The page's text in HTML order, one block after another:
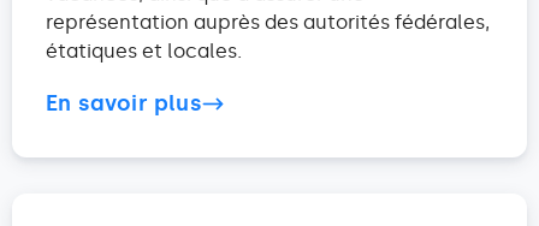
représentation auprès des autorités fédérales,
étatiques et locales.
En savoir plus